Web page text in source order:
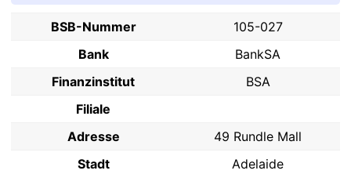
BSB-Nummer
105-027
Bank
BankSA
Finanzinstitut
BSA
Filiale
Adresse
49 Rundle Mall
Stadt
Adelaide